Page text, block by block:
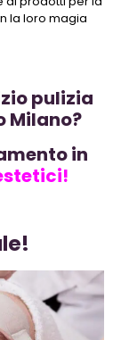
la loro magia
pulizia
Milano?
in